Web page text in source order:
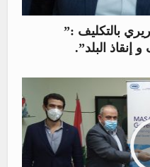
بالتكليف :”
و إنقاذ البلد”.